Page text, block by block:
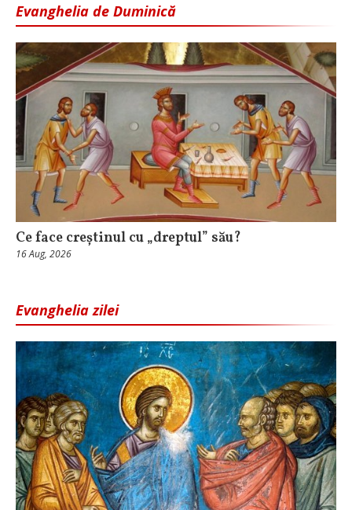
Evanghelia de Duminică
Ce face creștinul cu „dreptul” său?
16 Aug, 2026
Evanghelia zilei